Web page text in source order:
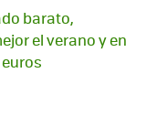
barato,
el verano y en